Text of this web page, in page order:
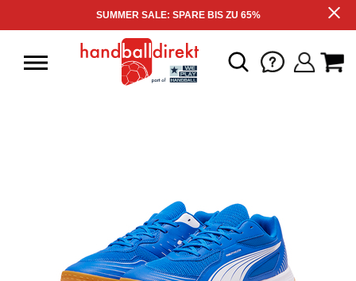
SUMMER SALE: SPARE BIS ZU 65%